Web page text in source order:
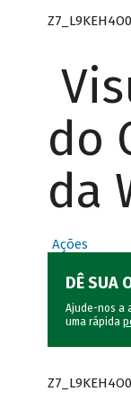
do
da
Ações
DÊ SUA
Ajude-nos a
uma rápida